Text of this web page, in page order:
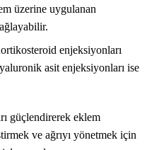
üzerine uygulanan
enjeksiyonları
asit enjeksiyonları ise
güçlendirerek eklem
ve ağrıyı yönetmek için